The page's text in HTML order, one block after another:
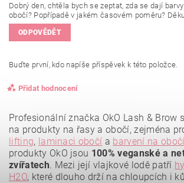
Dobrý den, chtěla bych se zeptat, zda se dají
obočí? Popřípadě v jakém časovém poměru?
ODPOVĚDĚT
Buďte první, kdo napíše příspěvek k této položce.
Přidat hodnocení
Profesionální značka OkO Lash & Brow
na produkty na řasy a obočí, zejména
lifting, laminaci obočí a barvení na obočí
produkty OkO jsou 100% veganské a
zvířatech. Mezi její vlajkové lodě patří
H2O, které dlouho drží na chloupcích i